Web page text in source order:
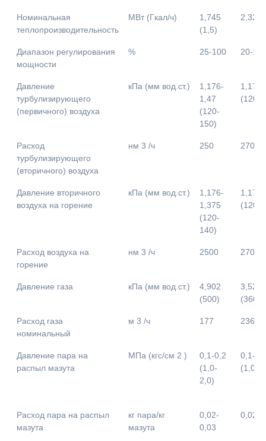
Номинальная
теплопроизводительность
МВт (Гкал/ч)
1,745
(1,5)
2,326
Диапазон регулирования
мощности
% 25-100 20-
Давление
турбулизирующего
(первичного) воздуха
кПа (мм вод.ст.)
1,176-
1,47
(120-
150)
(120-
Расход
турбулизирующего
(вторичного) воздуха
нм 3 /ч 250 270
Давление вторичного
воздуха на горение
кПа (мм вод.ст.)
1,176-
1,375
(120-
140)
(120-
Расход воздуха на
горение
нм 3 /ч 2500 2700
Давление газа кПа (мм вод.ст.)
4,902
(500)
3,529
(360)
Расход газа
номинальный
м 3 /ч 177 236
Давление пара на
распыл мазута
МПа (кгс/см 2 )
0,1-0,2
(1,0-
2,0)
0,1-
(1,0-
Расход пара на распыл
мазута
кг пара/кг
мазута
0,02-
0,03
0,02-